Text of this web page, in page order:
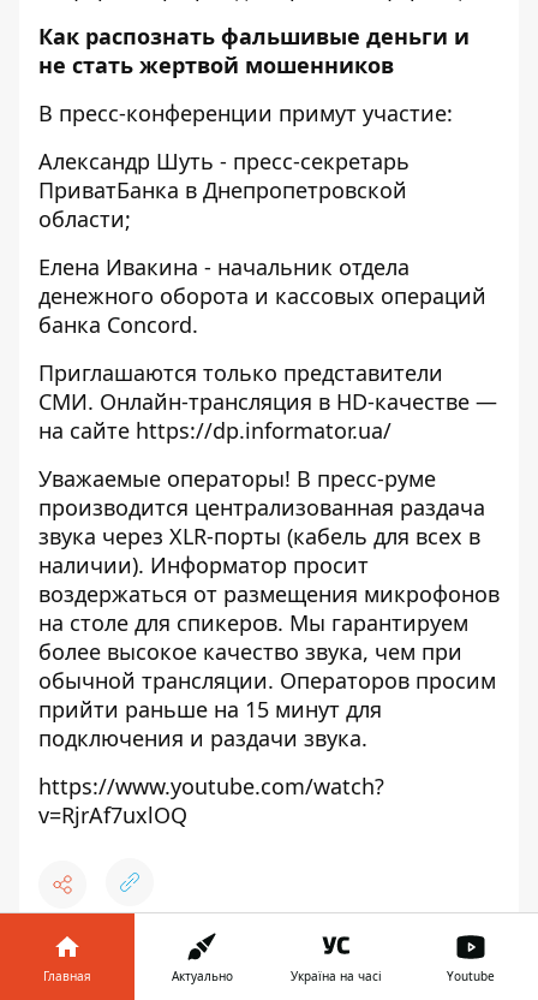
Как распознать фальшивые деньги и
не стать жертвой мошенников
В пресс-конференции примут участие:
Александр Шуть - пресс-секретарь
ПриватБанка в Днепропетровской
области;
Елена Ивакина - начальник отдела
денежного оборота и кассовых операций
банка Сoncord.
Приглашаются только представители
СМИ. Онлайн-трансляция в HD-качестве —
на сайте https://dp.informator.ua/
Уважаемые операторы! В пресс-руме
производится централизованная раздача
звука через XLR-порты (кабель для всех в
наличии). Информатор просит
воздержаться от размещения микрофонов
на столе для спикеров. Мы гарантируем
более высокое качество звука, чем при
обычной трансляции. Операторов просим
прийти раньше на 15 минут для
подключения и раздачи звука.
https://www.youtube.com/watch?
v=RjrAf7uxlOQ
👍 ♥ 😆
Главная Актуально Україна на часі Youtube